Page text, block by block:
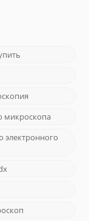
микроскопа
электронного